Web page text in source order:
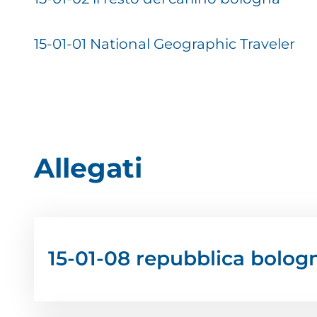
15-01-01 National Geographic Traveler
Allegati
15-01-08 repubblica